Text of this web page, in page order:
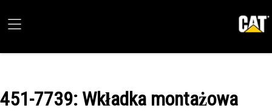
451-7739: Wkładka montażowa